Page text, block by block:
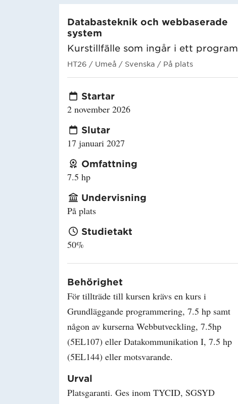
Databasteknik och webbaserade
system
Kurstillfälle som ingår i ett program
HT26 / Umeå / Svenska / På plats
Startar
2 november 2026
Slutar
17 januari 2027
Omfattning
7.5 hp
Undervisning
På plats
Studietakt
50%
Behörighet
För tillträde till kursen krävs en kurs i
Grundläggande programmering, 7.5 hp samt
någon av kurserna Webbutveckling, 7.5hp
(5EL107) eller Datakommunikation I, 7.5 hp
(5EL144) eller motsvarande.
Urval
Platsgaranti. Ges inom TYCID, SGSYD